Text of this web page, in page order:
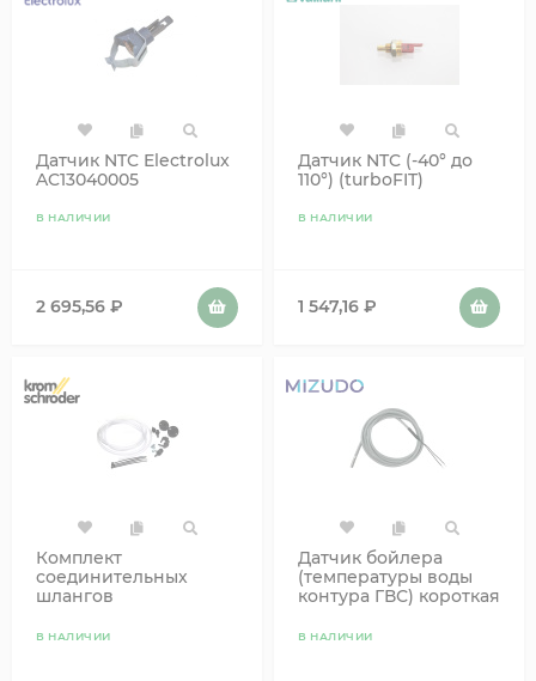
Датчик NTC Electrolux
AC13040005
В НАЛИЧИИ
2 695,56 ₽
Датчик NTC (-40° до
110°) (turboFIT)
В НАЛИЧИИ
1 547,16 ₽
Комплект
соединительных
шлангов
DL 74912952
В НАЛИЧИИ
Датчик бойлера
(температуры воды
контура ГВС) короткая
Mizudo Moguchi
В НАЛИЧИИ